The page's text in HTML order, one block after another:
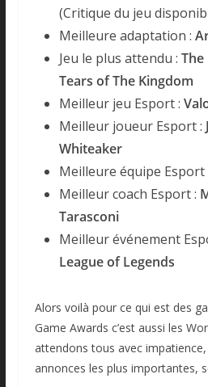
(Critique du jeu
Meilleure adaptation :
Jeu le plus attendu : The
Tears of The Kingdom
Meilleur jeu Esport :
Meilleur joueur Esport :
Whiteaker
Meilleure équipe Esport
Meilleur coach Esport :
Tarasconi
Meilleur événement
League of Legends
Alors voilà pour ce qui est des
Game Awards c’est aussi les
attendons tous avec
annonces les plus importantes,